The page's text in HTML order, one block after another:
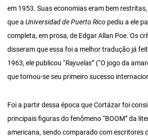
em 1953. Suas economias eram bem
que a Universidad de Puerto Rico pediu a ele
completa, em prosa, de Edgar Allan Poe. Os
disseram que essa foi a melhor tradução já
1963, ele publicou “Rayuelas” (“O jogo da
que tornou-se seu primeiro sucesso
Foi a partir dessa época que Cortázar foi
principais figuras do fenômeno “BOOM” da
americana, sendo comparado com escritores